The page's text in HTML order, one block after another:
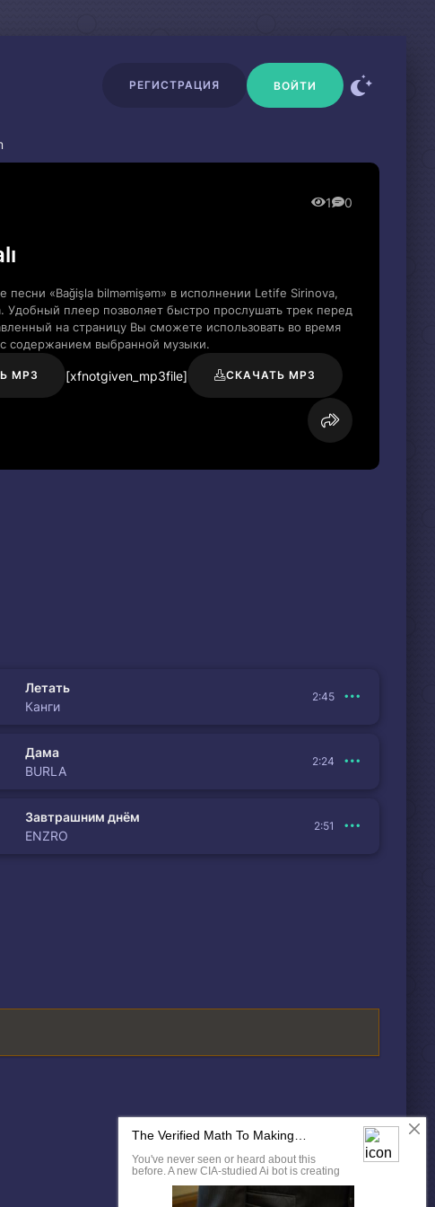
РЕГИСТРАЦИЯ ВОЙТИ
1 0
песни «Bağişla bilməmişəm» в исполнении Letife Sirinova,
Удобный плеер позволяет быстро прослушать трек перед
на страницу Вы сможете использовать во время
содержанием выбранной музыки.
MP3 [xfnotgiven_mp3file] СКАЧАТЬ MP3
Летать
Канги
2:45
Дама
BURLA
2:24
Завтрашним днём
ENZRO
2:51